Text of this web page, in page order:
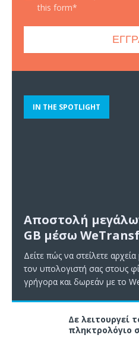
this form*
IN THE SPOTLIGHT
Αποστολή
GB μέσω
Δείτε πώς να στείλετε
τον υπολογιστή σας στους
γρήγορα και δωρεάν με το
Δε λειτουργεί
πληκτρολόγιο